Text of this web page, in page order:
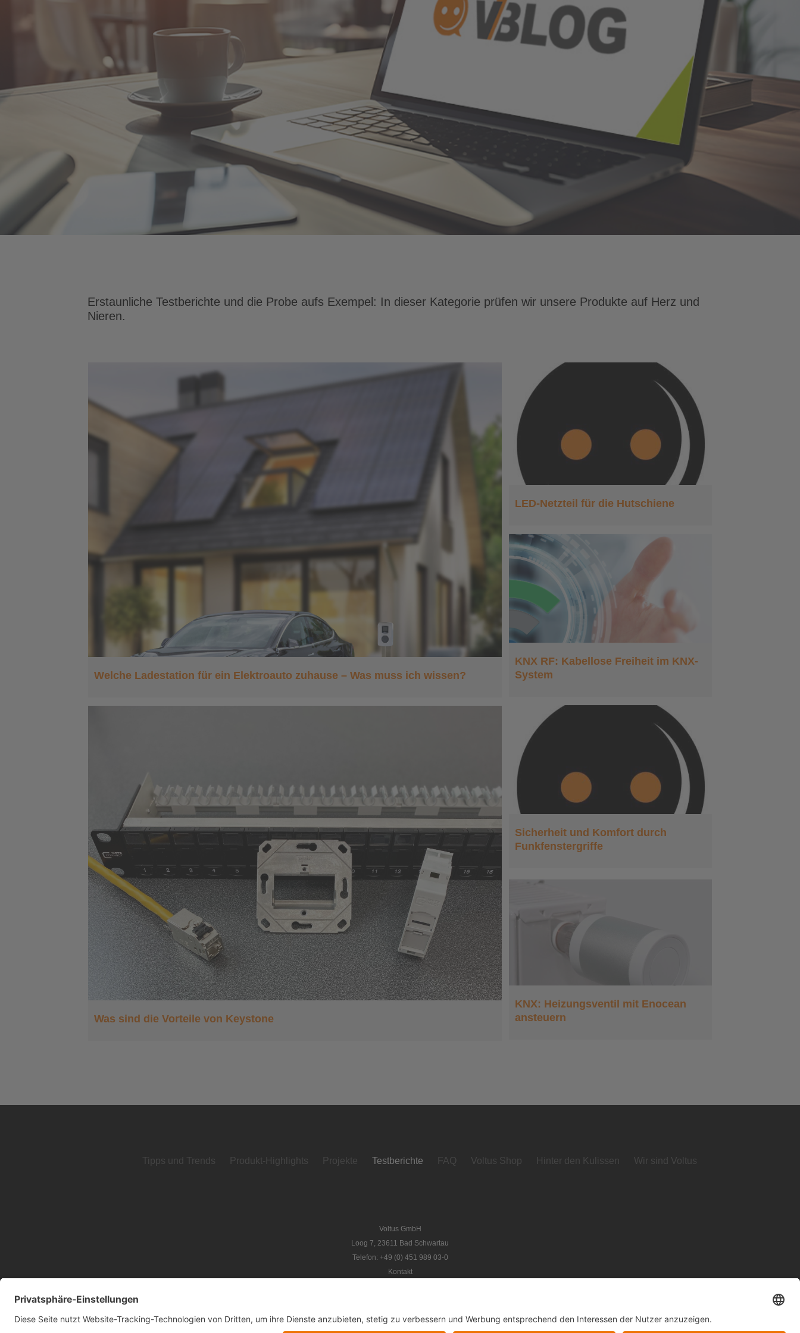
Erstaunliche Testberichte und die Probe aufs Exempel: In dieser Kategorie prüfen wir unsere Produkte auf Herz und
Nieren.
Welche Ladestation für ein Elektroauto zuhause – Was muss ich wissen?
Was sind die Vorteile von Keystone
Hutschiene
LED-Netzteil für die Hutschiene
Freiheit im KNX-System
KNX RF: Kabellose Freiheit im KNX-
System
durch Funkfenstergriffe
Sicherheit und Komfort durch
Funkfenstergriffe
KNX: Heizungsventil mit
Enocean ansteuern
KNX: Heizungsventil mit Enocean
ansteuern
Tipps und Trends Produkt-Highlights Projekte Testberichte FAQ Voltus Shop Hinter den Kulissen Wir sind Voltus
Voltus GmbH
Loog 7, 23611 Bad Schwartau
Telefon: +49 (0) 451 989 03-0
Kontakt
Impressum| Datenschutzerklärung